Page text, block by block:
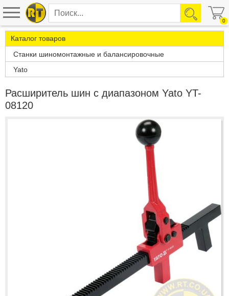
0
Каталог товаров
Станки шиномонтажные и балансировочные
Yato
Расширитель шин с диапазоном Yato YT-
08120